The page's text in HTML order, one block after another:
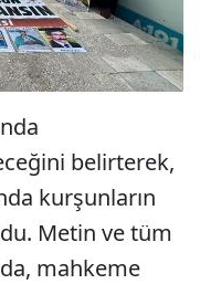
belirterek,
kurşunların
Metin ve tüm
mahkeme